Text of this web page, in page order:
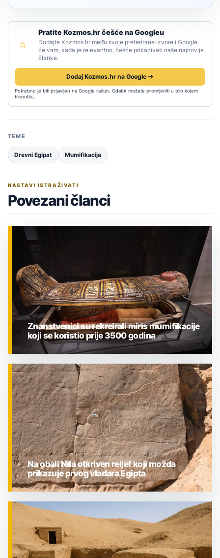
Pratite Kozmos.hr češće na Googleu
Dodajte Kozmos.hr među svoje preferirane izvore i Google
će vam, kada je relevantno, češće prikazivati naše najnovije
članke.
Dodaj Kozmos.hr na Google
Potrebno je biti prijavljen na Google račun. Odabir možete promijeniti u bilo kojem
trenutku.
TEME
Drevni Egipat Mumifikacija
NASTAVI ISTRAŽIVATI
Povezani članci
ZNANOST
Znanstvenici su rekreirali miris mumifikacije
koji se koristio prije 3500 godina
ZNANOST
Na obali Nila otkriven reljef koji možda
prikazuje prvog vladara Egipta